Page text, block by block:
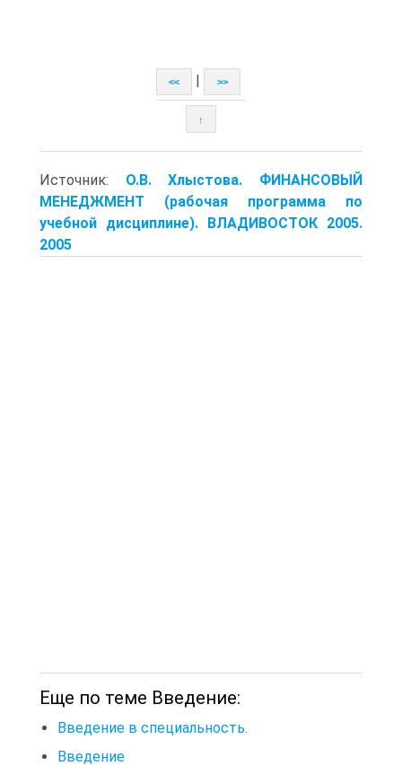
<< >>
↑
Источник: О.В. Хлыстова. ФИНАНСОВЫЙ
МЕНЕДЖМЕНТ (рабочая программа по
учебной дисциплине). ВЛАДИВОСТОК 2005.
2005
Еще по теме Введение:
Введение в специальность.
Введение